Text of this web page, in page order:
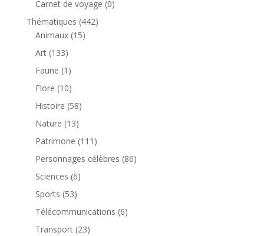
produit
Carnet de voyage 00
Thématiques 442442
Animaux 1515
Art 133133
produits
Faune 1 1
produit
Flore 1010
produits
Histoire 5858
Nature 1313
produits
Patrimone 111 111
produits
Personnages célèbres 8686
Sciences 66
Sports 5353
produits
Télécommunications 66
Transport 2323